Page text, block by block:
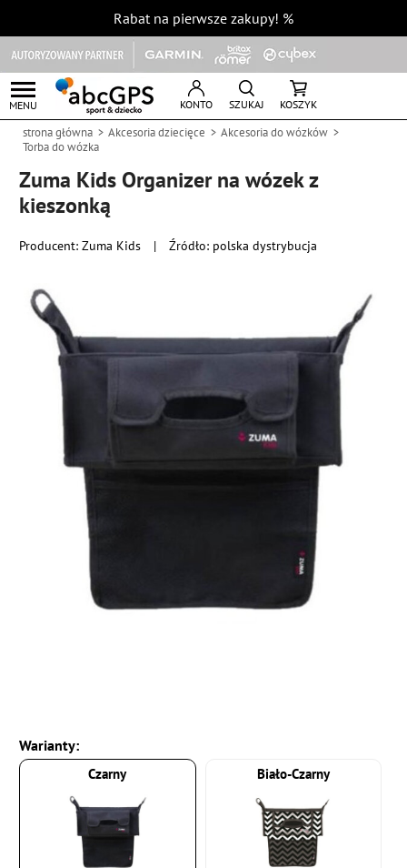
Rabat na pierwsze zakupy! %
MENU KONTO SZUKAJ KOSZYK
strona główna Akcesoria dziecięce
Akcesoria do wózków
Torba do wózka
Zuma Kids Organizer na wózek z
kieszonką
Producent:Zuma Kids | Źródło: polska dystrybucja
Warianty:
Czarny Biało-Czarny